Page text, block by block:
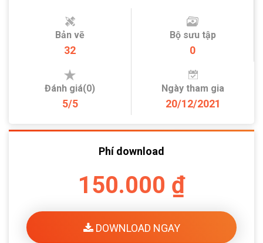
Bản vẽ
32
Bộ sưu tập
0
Đánh giá(0)
5/5
Ngày tham gia
20/12/2021
Phí download
150.000 ₫
DOWNLOAD NGAY